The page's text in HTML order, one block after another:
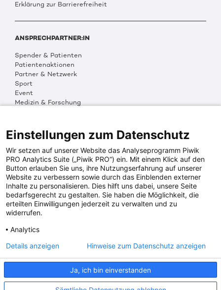
Erklärung zur Barrierefreiheit
ANSPRECHPARTNER:IN
Spender & Patienten
Patientenaktionen
Partner & Netzwerk
Sport
Event
Medizin & Forschung
Multimedia
Social Media
PRESSEINFOS
Fotos & Media
Digitale Pressemappen
Patientenaktionen
DKMS SPENDENKONTO
DKMS Donor Center gGmbH
IBAN: DE64641500200000255556
BIC: SOLADES1TUB
Einstellungen zum Datenschutz
Wir setzen auf unserer Website das Analyseprogramm Piwik
PRO Analytics Suite („Piwik PRO“) ein. Mit einem Klick auf den
Button erlauben Sie uns, ihre Nutzungserfahrung auf unserer
Website zu verbessern sowie durch das Einblenden externer
Inhalte zu personalisieren. Dies hilft uns dabei, unsere Seite
bedarfsgerecht zu gestalten. Sie haben die Möglichkeit, die
erteilten Einwilligungen jederzeit zu verwalten und zu
widerrufen.
Analytics
Ja, ich bin einverstanden
Details anzeigen Hinweise zum Datenschutz anzeigen